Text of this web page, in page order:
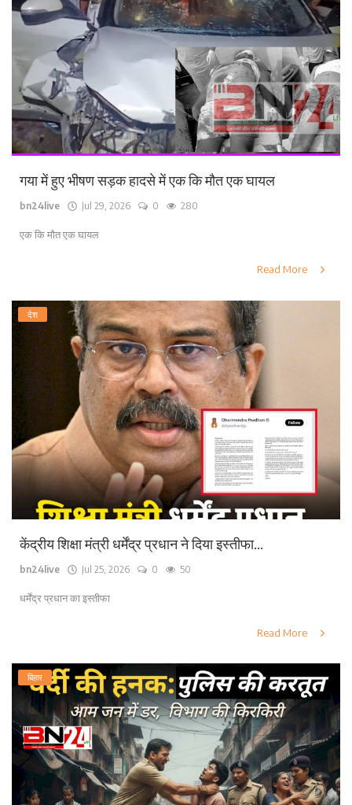
गया में हुए भीषण सड़क हादसे में एक कि मौत एक घायल
bn24live Jul 29, 2026 0 280
एक कि मौत एक घायल
Read More
देश
केंद्रीय शिक्षा मंत्री धर्मेंद्र प्रधान ने दिया इस्तीफा...
bn24live Jul 25, 2026 0 50
धर्मेंद्र प्रधान का इस्तीफा
Read More
बिहार